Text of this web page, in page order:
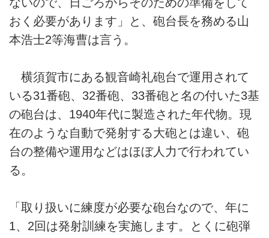
おく必要があります」と、砲台長を務める山
本浩士2等海曹は言う。
横須賀市にある観音崎礼砲台で運用されて
いる31番砲、32番砲、33番砲と名の付いた3基
の砲台は、1940年代に製造された年代物。現
在のような自動で発射する大砲とは違い、砲
台の整備や運用などはほぼ人力で行われてい
る。
「取り扱いに練度が必要な砲台なので、年に
1、2回は発射訓練を実施します。とくに砲弾